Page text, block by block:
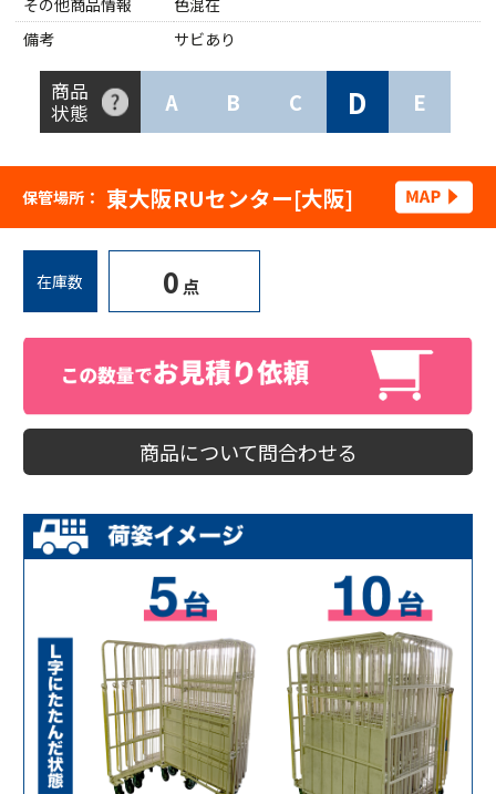
その他商品情報
色混在
備考
サビあり
商品
状態
A B C D E
保管場所： 東大阪RUセンター[大阪]
在庫数 0 点
商品について問合わせる